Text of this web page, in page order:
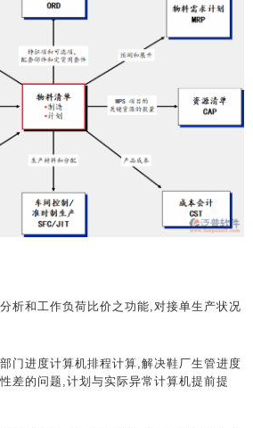
和工作负荷比价之功能,对接单生产状况
进度计算机排程计算,解决鞋厂生管进度
差的问题,计划与实际异常计算机提前提